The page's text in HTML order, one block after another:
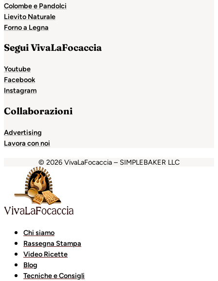
Colombe e Pandolci
Lievito Naturale
Forno a Legna
Segui VivaLaFocaccia
Youtube
Facebook
Instagram
Collaborazioni
Advertising
Lavora con noi
© 2026 VivaLaFocaccia – SIMPLEBAKER LLC
jojobetholiganbet
Chi siamo
Rassegna Stampa
Video Ricette
Blog
Tecniche e Consigli